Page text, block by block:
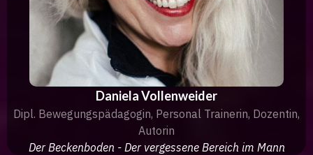
Daniela Vollenweider
Dipl. Bewegungspädagogin, Personal Trainerin, Dozentin,
Autorin
Der Beckenboden - Der vergessene Bereich im Mann